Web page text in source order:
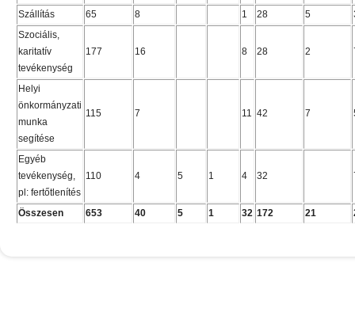
Szállítás 65 8 1 28 5
Szociális,
karitatív
tevékenység
177 16 8 28 2
Helyi
önkormányzati
munka
segítése
115 7 11 42 7
Egyéb
tevékenység,
pl: fertőtlenítés
110 4 5 1 4 32
Összesen 653 40 5 1 32 172 21